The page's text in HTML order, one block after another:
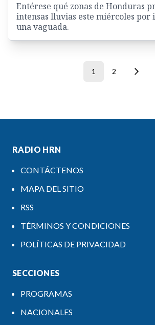
Entérese qué zonas de Honduras
intensas lluvias este miércoles por
una vaguada.
1 2
RADIO HRN
CONTÁCTENOS
MAPA DEL SITIO
RSS
TÉRMINOS Y CONDICIONES
POLÍTICAS DE PRIVACIDAD
SECCIONES
PROGRAMAS
NACIONALES